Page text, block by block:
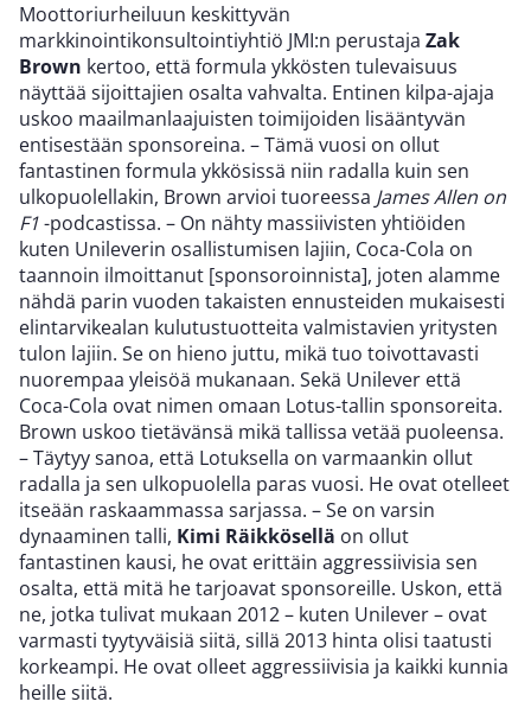
Moottoriurheiluun keskittyvän
markkinointikonsultointiyhtiö JMI:n perustaja Zak
Brown kertoo, että formula ykkösten tulevaisuus
näyttää sijoittajien osalta vahvalta. Entinen kilpa-ajaja
uskoo maailmanlaajuisten toimijoiden lisääntyvän
entisestään sponsoreina. – Tämä vuosi on ollut
fantastinen formula ykkösissä niin radalla kuin sen
ulkopuolellakin, Brown arvioi tuoreessa James Allen on
F1-podcastissa. – On nähty massiivisten yhtiöiden
kuten Unileverin osallistumisen lajiin, Coca-Cola on
taannoin ilmoittanut [sponsoroinnista], joten alamme
nähdä parin vuoden takaisten ennusteiden mukaisesti
elintarvikealan kulutustuotteita valmistavien yritysten
tulon lajiin. Se on hieno juttu, mikä tuo toivottavasti
nuorempaa yleisöä mukanaan. Sekä Unilever että
Coca-Cola ovat nimen omaan Lotus-tallin sponsoreita.
Brown uskoo tietävänsä mikä tallissa vetää puoleensa.
– Täytyy sanoa, että Lotuksella on varmaankin ollut
radalla ja sen ulkopuolella paras vuosi. He ovat otelleet
itseään raskaammassa sarjassa. – Se on varsin
dynaaminen talli, Kimi Räikkösellä on ollut
fantastinen kausi, he ovat erittäin aggressiivisia sen
osalta, että mitä he tarjoavat sponsoreille. Uskon, että
ne, jotka tulivat mukaan 2012 – kuten Unilever – ovat
varmasti tyytyväisiä siitä, sillä 2013 hinta olisi taatusti
korkeampi. He ovat olleet aggressiivisia ja kaikki kunnia
heille siitä.